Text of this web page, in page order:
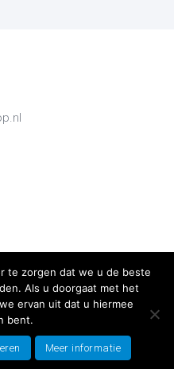
voorwaarden-Sitemap
Best4u Group B.V.
te zorgen dat we u de beste
Als u doorgaat met het
ervan uit dat u hiermee
bent.
Meer informatie